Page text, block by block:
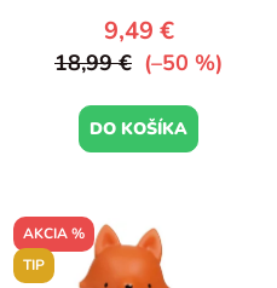
9,49 €
18,99 € (–50 %)
DO KOŠÍKA
AKCIA %
TIP